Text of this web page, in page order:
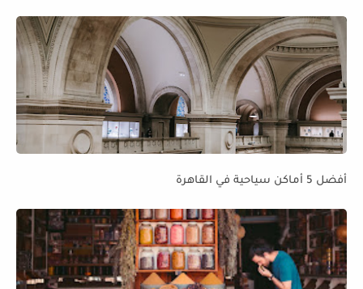
أفضل 5 أماكن سياحية في القاهرة